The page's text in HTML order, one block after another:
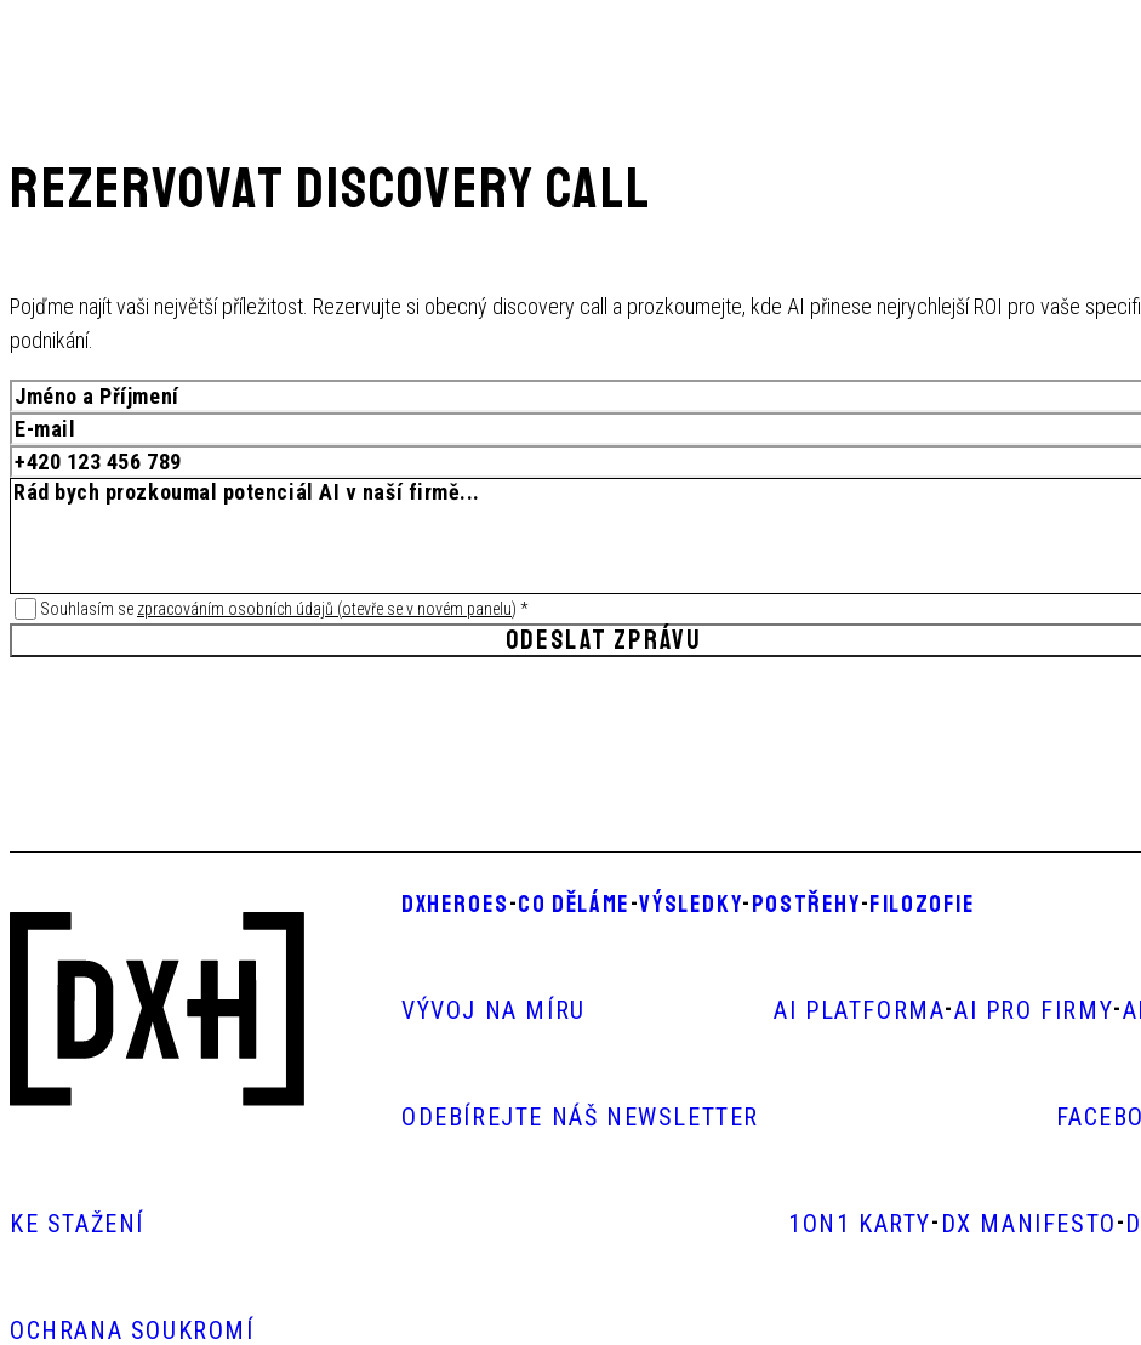
Rezervovat discovery call
Pojďme najít vaši největší příležitost. Rezervujte si obecný discovery call a prozkoumejte, kde AI přinese nejrychlejší ROI pro vaše
podnikání.
Souhlasím se zpracováním osobních údajů (otevře se v novém panelu) *
ODESLAT ZPRÁVU
DXHEROES-CO DĚLÁME-VÝSLEDKY-POSTŘEHY-FILOZOFIE
VÝVOJ NA MÍRU AI PLATFORMA-AI PRO FIRMY-
ODEBÍREJTE NÁŠ NEWSLETTER
KE STAŽENÍ 1ON1 KARTY- DX MANIFESTO-
OCHRANA SOUKROMÍ